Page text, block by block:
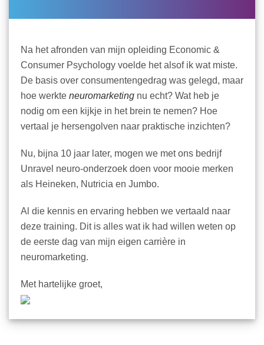
Na het afronden van mijn opleiding Economic &
Consumer Psychology voelde het alsof ik wat miste.
De basis over consumentengedrag was gelegd, maar
hoe werkte neuromarketing nu echt? Wat heb je
nodig om een kijkje in het brein te nemen? Hoe
vertaal je hersengolven naar praktische inzichten?
Nu, bijna 10 jaar later, mogen we met ons bedrijf
Unravel neuro-onderzoek doen voor mooie merken
als Heineken, Nutricia en Jumbo.
Al die kennis en ervaring hebben we vertaald naar
deze training. Dit is alles wat ik had willen weten op
de eerste dag van mijn eigen carrière in
neuromarketing.
Met hartelijke groet,